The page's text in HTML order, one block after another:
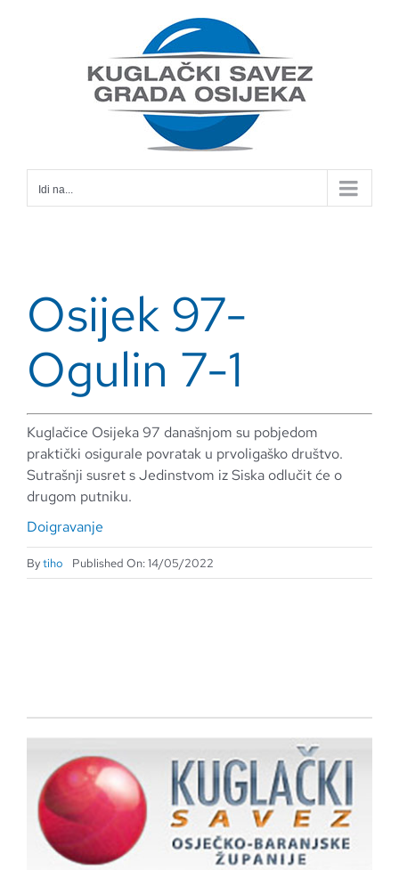
Idi na...
Osijek 97-
Ogulin 7-1
Kuglačice Osijeka 97 današnjom su pobjedom
praktički osigurale povratak u prvoligaško društvo.
Sutrašnji susret s Jedinstvom iz Siska odlučit će o
drugom putniku.
Doigravanje
Bytiho Published On: 14/05/2022